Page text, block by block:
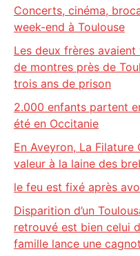
Concerts, cinéma,
week-end à Toulouse
Les deux frères
de montres près de
trois ans de prison
2.000 enfants partent
été en Occitanie
En Aveyron, La
valeur à la laine des
le feu est fixé après
Disparition d’un
retrouvé est bien celui
famille lance une